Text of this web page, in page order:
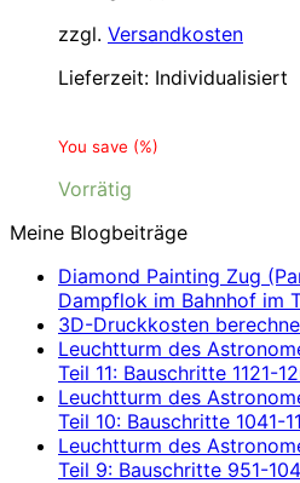
zzgl. Versandkosten
Lieferzeit: Individualisiert
You save (%)
Vorrätig
Meine Blogbeiträge
Diamond Painting Zug
Dampflok im Bahnhof im
3D-Druckkosten
Leuchtturm des
Teil 11: Bauschritte 1121-
Leuchtturm des
Teil 10: Bauschritte 1041-
Leuchtturm des
Teil 9: Bauschritte 951-